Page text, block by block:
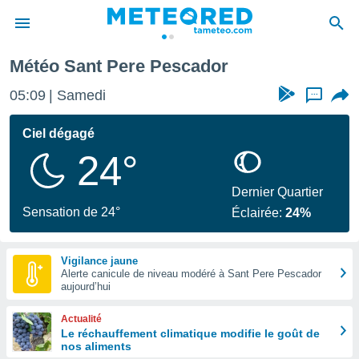
de
Météo Sant Pere Pescador
05:09 Samedi ...
Ciel dégagé
24°
Sensation de 24°
Dernier Quartier
Éclairée:24%
Vigilance jaune
Alerte canicule de niveau modéré à Sant Pere Pescador
aujourd’hui
Actualité
Le réchauffement climatique modifie le goût de
nos aliments